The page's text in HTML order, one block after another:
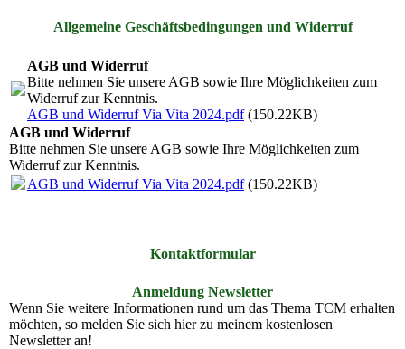
Allgemeine Geschäftsbedingungen und Widerruf
AGB und Widerruf
Bitte nehmen Sie unsere AGB sowie Ihre Möglichkeiten zum
Widerruf zur Kenntnis.
AGB und Widerruf Via Vita 2024.pdf(150.22KB)
AGB und Widerruf
Bitte nehmen Sie unsere AGB sowie Ihre Möglichkeiten zum
Widerruf zur Kenntnis.
AGB und Widerruf Via Vita 2024.pdf(150.22KB)
Kontaktformular
Anmeldung Newsletter
Wenn Sie weitere Informationen rund um das Thema TCM erhalten
möchten, so melden Sie sich hier zu meinem kostenlosen
Newsletter an!